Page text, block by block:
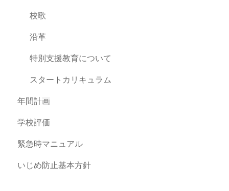
校歌
沿革
特別支援教育について
スタートカリキュラム
年間計画
学校評価
緊急時マニュアル
いじめ防止基本方針